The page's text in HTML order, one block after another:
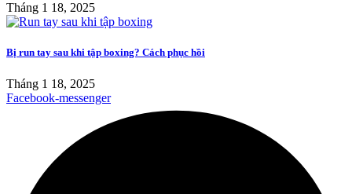
Tháng 1 18, 2025
Bị run tay sau khi tập boxing? Cách phục hồi
Tháng 1 18, 2025
Facebook-messenger